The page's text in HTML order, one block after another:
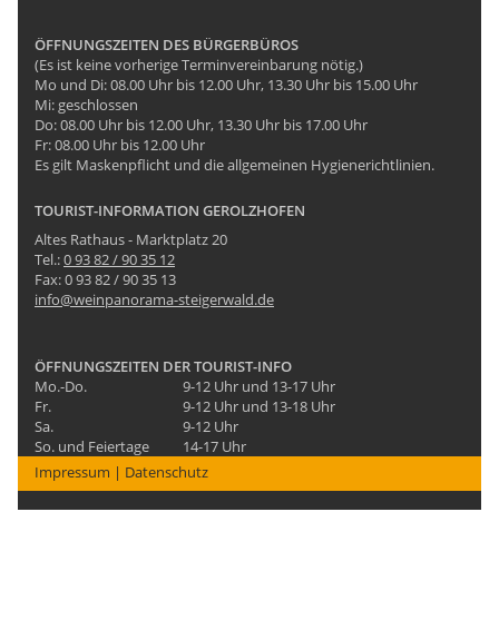
ÖFFNUNGSZEITEN DES BÜRGERBÜROS
(Es ist keine vorherige Terminvereinbarung nötig.)
Mo und Di: 08.00 Uhr bis 12.00 Uhr, 13.30 Uhr bis 15.00 Uhr
Mi: geschlossen
Do: 08.00 Uhr bis 12.00 Uhr, 13.30 Uhr bis 17.00 Uhr
Fr: 08.00 Uhr bis 12.00 Uhr
Es gilt Maskenpflicht und die allgemeinen Hygienerichtlinien.
TOURIST-INFORMATION GEROLZHOFEN
Altes Rathaus - Marktplatz 20
Tel.:0 93 82 / 90 35 12
Fax: 0 93 82 / 90 35 13
info@weinpanorama-steigerwald.de
ÖFFNUNGSZEITEN DER TOURIST-INFO
Mo.-Do.
9-12 Uhr und 13-17 Uhr
Fr.
9-12 Uhr und 13-18 Uhr
Sa.
9-12 Uhr
So. und Feiertage
14-17 Uhr
Impressum | Datenschutz